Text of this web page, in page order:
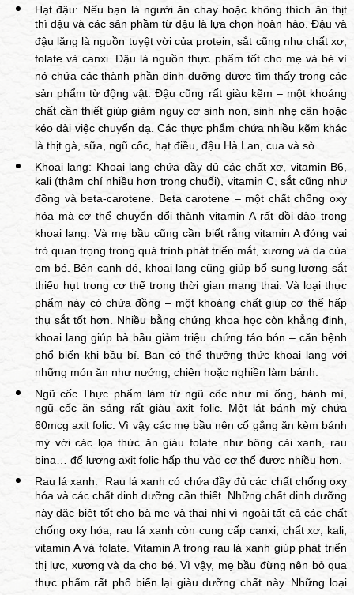
Hạt đậu: Nếu bạn là người ăn chay hoặc không thích ăn thịt
thì đậu và các sản phầm từ đậu là lựa chọn hoàn hảo. Đậu và
đậu lăng là nguồn tuyệt vời của protein, sắt cũng như chất xơ,
folate và canxi. Đậu là nguồn thực phẩm tốt cho mẹ và bé vì
nó chứa các thành phần dinh dưỡng được tìm thấy trong các
sản phẩm từ động vật. Đậu cũng rất giàu kẽm – một khoáng
chất cần thiết giúp giảm nguy cơ sinh non, sinh nhẹ cân hoặc
kéo dài việc chuyển dạ. Các thực phẩm chứa nhiều kẽm khác
là thịt gà, sữa, ngũ cốc, hạt điều, đậu Hà Lan, cua và sò.
Khoai lang: Khoai lang chứa đầy đủ các chất xơ, vitamin B6,
kali (thậm chí nhiều hơn trong chuối), vitamin C, sắt cũng như
đồng và beta-carotene. Beta carotene – một chất chống oxy
hóa mà cơ thể chuyển đổi thành vitamin A rất dồi dào trong
khoai lang. Và mẹ bầu cũng cần biết rằng vitamin A đóng vai
trò quan trọng trong quá trình phát triển mắt, xương và da của
em bé. Bên cạnh đó, khoai lang cũng giúp bổ sung lượng sắt
thiếu hụt trong cơ thể trong thời gian mang thai. Và loại thực
phẩm này có chứa đồng – một khoáng chất giúp cơ thể hấp
thụ sắt tốt hơn. Nhiều bằng chứng khoa học còn khẳng định,
khoai lang giúp bà bầu giảm triệu chứng táo bón – căn bệnh
phổ biến khi bầu bí. Bạn có thể thưởng thức khoai lang với
những món ăn như nướng, chiên hoặc nghiền làm bánh.
Ngũ cốc Thực phẩm làm từ ngũ cốc như mì ống, bánh mì,
ngũ cốc ăn sáng rất giàu axit folic. Một lát bánh mỳ chứa
60mcg axit folic. Vì vậy các mẹ bầu nên cố gắng ăn kèm bánh
mỳ với các lọa thức ăn giàu folate như bông cải xanh, rau
bina… để lượng axit folic hấp thu vào cơ thể được nhiều hơn.
Rau lá xanh: Rau lá xanh có chứa đầy đủ các chất chống oxy
hóa và các chất dinh dưỡng cần thiết. Những chất dinh dưỡng
này đặc biệt tốt cho bà mẹ và thai nhi vì ngoài tất cả các chất
chống oxy hóa, rau lá xanh còn cung cấp canxi, chất xơ, kali,
vitamin A và folate. Vitamin A trong rau lá xanh giúp phát triển
thị lực, xương và da cho bé. Vì vậy, mẹ bầu đừng nên bỏ qua
thực phẩm rất phổ biến lại giàu dưỡng chất này. Những loại